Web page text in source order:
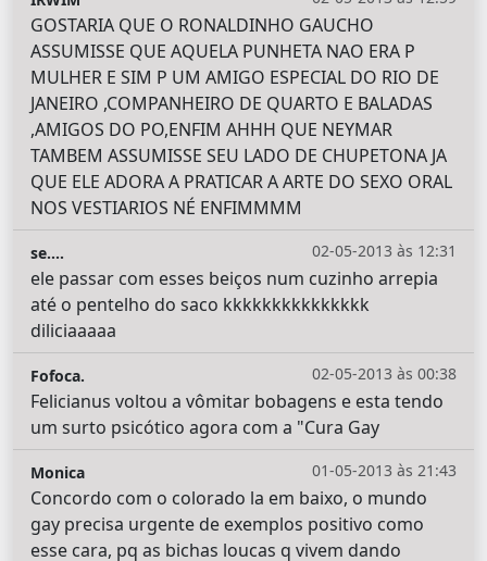
GOSTARIA QUE O RONALDINHO GAUCHO
ASSUMISSE QUE AQUELA PUNHETA NAO ERA P
MULHER E SIM P UM AMIGO ESPECIAL DO RIO DE
JANEIRO ,COMPANHEIRO DE QUARTO E BALADAS
,AMIGOS DO PO,ENFIM AHHH QUE NEYMAR
TAMBEM ASSUMISSE SEU LADO DE CHUPETONA JA
QUE ELE ADORA A PRATICAR A ARTE DO SEXO ORAL
NOS VESTIARIOS NÉ ENFIMMMM
02-05-2013 às 12:31
se....
ele passar com esses beiços num cuzinho arrepia
até o pentelho do saco kkkkkkkkkkkkkkk
diliciaaaaa
02-05-2013 às 00:38
Fofoca.
Felicianus voltou a vômitar bobagens e esta tendo
um surto psicótico agora com a "Cura Gay
01-05-2013 às 21:43
Monica
Concordo com o colorado la em baixo, o mundo
gay precisa urgente de exemplos positivo como
esse cara, pq as bichas loucas q vivem dando